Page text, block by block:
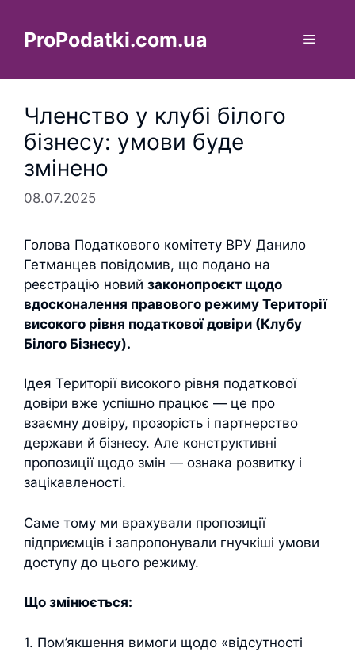
вмістуProPodatki.com.ua Меню
Членство у клубі білого
бізнесу: умови буде
змінено
08.07.2025
Голова Податкового комітету ВРУ Данило
Гетманцев повідомив, що подано на
реєстрацію новий законопроєкт щодо
вдосконалення правового режиму Території
високого рівня податкової довіри (Клубу
Білого Бізнесу).
Ідея Території високого рівня податкової
довіри вже успішно працює — це про
взаємну довіру, прозорість і партнерство
держави й бізнесу. Але конструктивні
пропозиції щодо змін — ознака розвитку і
зацікавленості.
Саме тому ми врахували пропозиції
підприємців і запропонували гнучкіші умови
доступу до цього режиму.
Що змінюється:
1. Пом’якшення вимоги щодо «відсутності